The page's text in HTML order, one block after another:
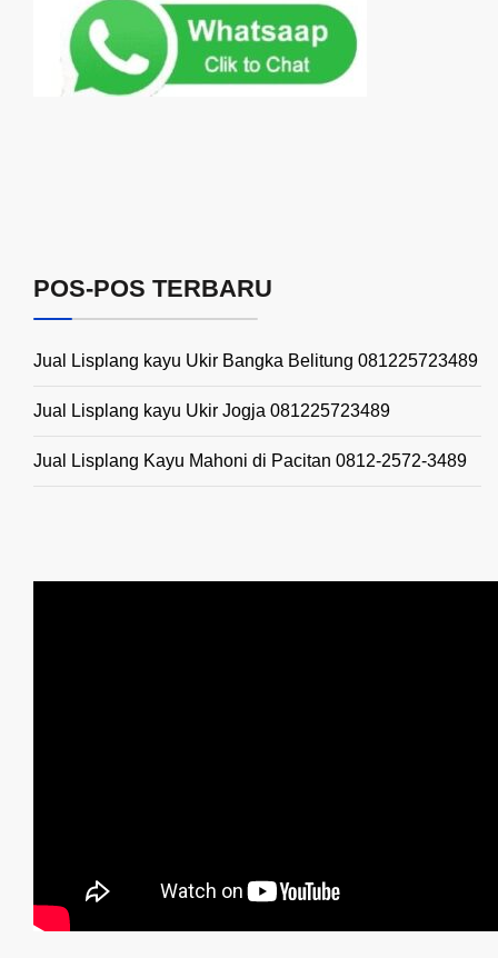
POS-POS TERBARU
Jual Lisplang kayu Ukir Bangka Belitung 081225723489
Jual Lisplang kayu Ukir Jogja 081225723489
Jual Lisplang Kayu Mahoni di Pacitan 0812-2572-3489